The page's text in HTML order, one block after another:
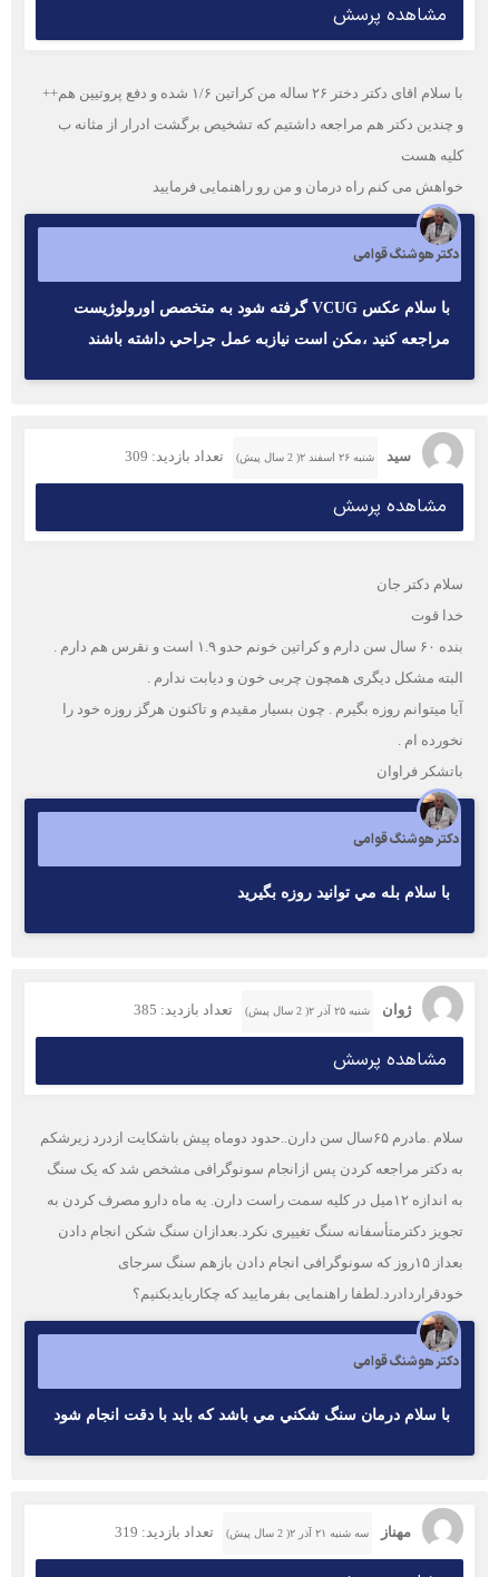
مشاهده پرسش
با سلام اقای دکتر دختر ۲۶ ساله من کراتین ۱/۶ شده و دفع پروتیین هم++
و چندین دکتر هم مراجعه داشتیم که تشخیص برگشت ادرار از مثانه ب
کلیه هست
خواهش می کنم راه درمان و من رو راهنمایی فرمایید
دکتر هوشنگ قوامی
با سلام عكس VCUG گرفته شود به متخصص اورولوژيست
مراجعه كنيد ،مكن است نيازبه عمل جراحي داشته باشند
سید شنبه ۲۶ اسفند ۲( 2 سال پیش) تعداد بازدید: 309
مشاهده پرسش
سلام دکتر جان
خدا قوت
بنده ۶۰ سال سن دارم و کراتین خونم حدو ۱.۹ است و نقرس هم دارم .
البته مشکل دیگری همچون چربی خون و دیابت ندارم .
آیا میتوانم روزه بگیرم . چون بسیار مقیدم و تاکنون هرگز روزه خود را
نخورده ام .
باتشکر فراوان
دکتر هوشنگ قوامی
با سلام بله مي توانيد روزه بگيريد
ژوان شنبه ۲۵ آذر ۲( 2 سال پیش) تعداد بازدید: 385
مشاهده پرسش
سلام .مادرم ۶۵سال سن دارن..حدود دوماه پیش باشکایت ازدرد زیرشکم
به دکتر مراجعه کردن پس ازانجام سونوگرافی مشخص شد که یک سنگ
به اندازه ۱۲میل در کلیه سمت راست دارن. یه ماه دارو مصرف کردن به
تجویز دکترمتأسفانه سنگ تغییری نکرد.بعدازان سنگ شکن انجام دادن
بعداز ۱۵روز که سونوگرافی انجام دادن بازهم سنگ سرجای
خودقراردادرد.لطفا راهنمایی بفرمایید که چکاربایدبکنیم؟
دکتر هوشنگ قوامی
با سلام درمان سنگ شكني مي باشد كه بايد با دقت انجام شود
مهناز سه شنبه ۲۱ آذر ۲( 2 سال پیش) تعداد بازدید: 319